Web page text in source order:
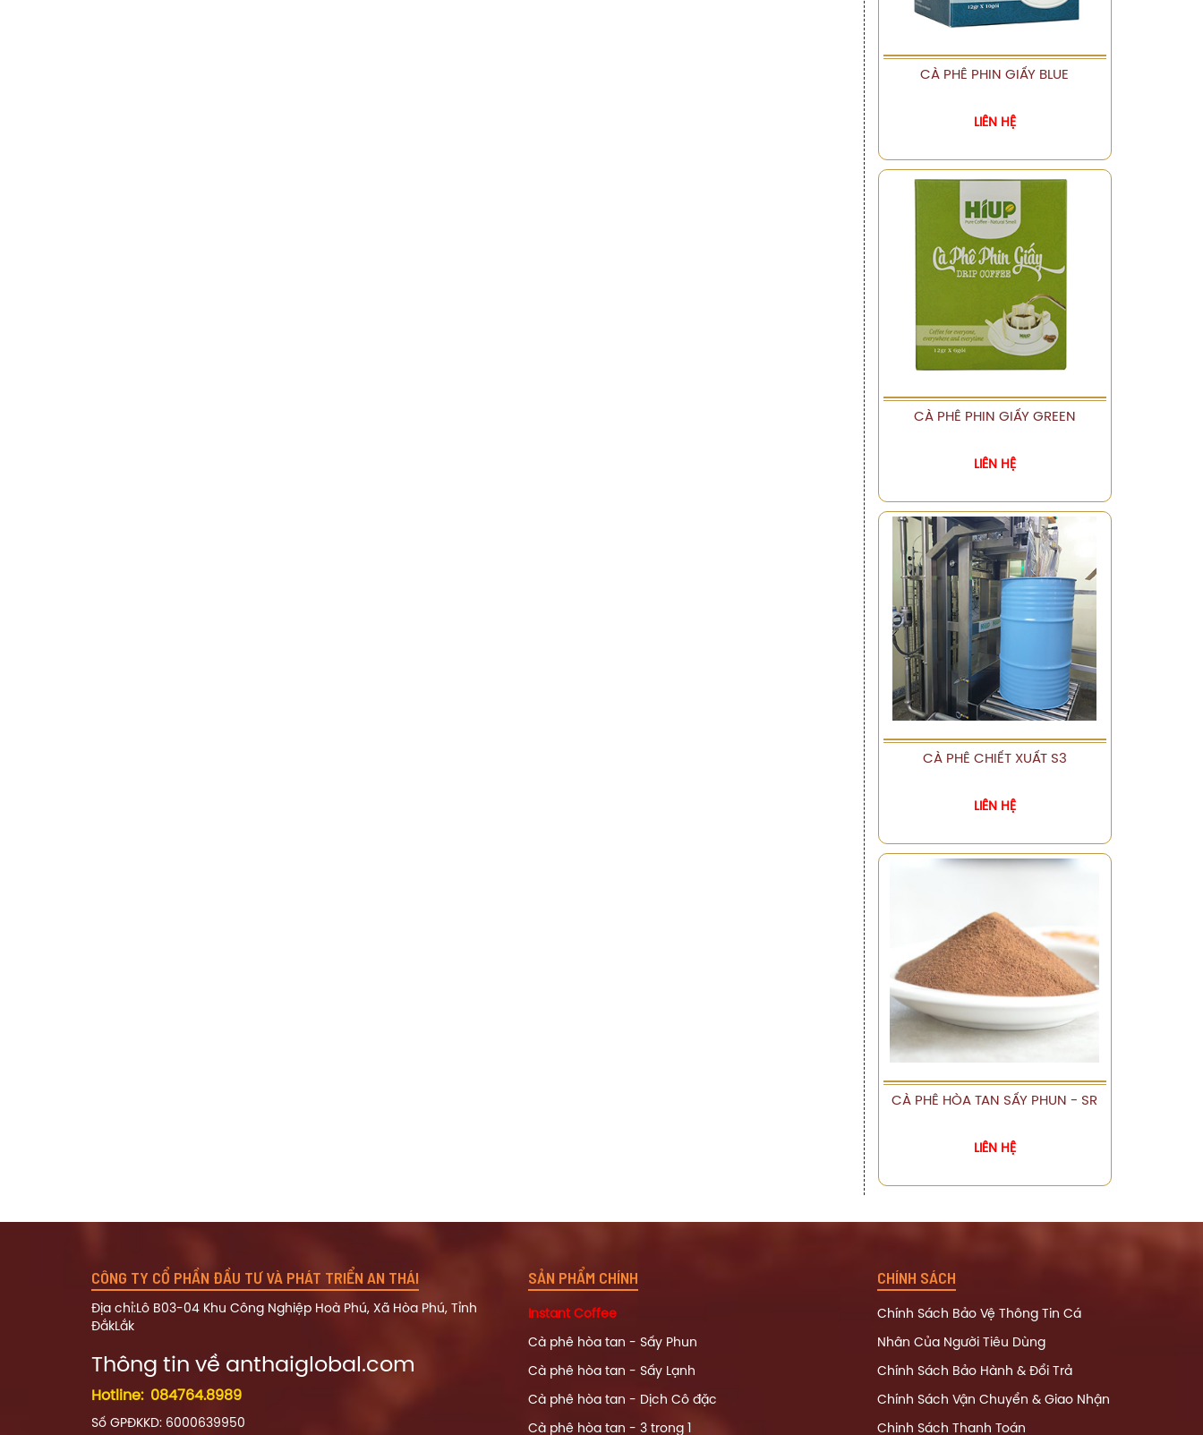
CÀ PHÊ PHIN GIẤY BLUE
LIÊN HỆ
CÀ PHÊ PHIN GIẤY GREEN
LIÊN HỆ
CÀ PHÊ CHIẾT XUẤT S3
LIÊN HỆ
CÀ PHÊ HÒA TAN SẤY PHUN - SR
LIÊN HỆ
CÔNG TY CỔ PHẦN ĐẦU TƯ VÀ PHÁT TRIỂN AN THÁI
Địa chỉ:Lô B03-04 Khu Công Nghiệp Hoà Phú, Xã Hòa Phú, Tỉnh
ĐắkLắk
Thông tin về anthaiglobal.com
Hotline: 084764.8989
Số GPĐKKD: 6000639950
SẢN PHẨM CHÍNH
Instant Coffee
Cà phê hòa tan - Sấy Phun
Cà phê hòa tan - Sấy Lạnh
Cà phê hòa tan - Dịch Cô đặc
Cà phê hòa tan - 3 trong 1
CHÍNH SÁCH
Chính Sách Bảo Vệ Thông Tin Cá
Nhân Của Người Tiêu Dùng
Chính Sách Bảo Hành & Đổi Trả
Chính Sách Vận Chuyển & Giao Nhận
Chinh Sách Thanh Toán